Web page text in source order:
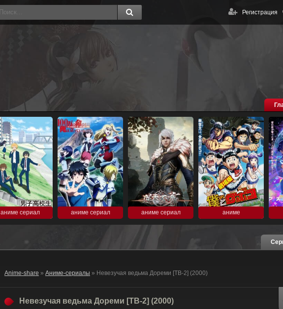
Регистрация
аниме сериал аниме сериал аниме сериал аниме
Anime-share » Аниме-сериалы » Невезучая ведьма Дореми [ТВ-2] (2000)
Невезучая ведьма Дореми [ТВ-2] (2000)